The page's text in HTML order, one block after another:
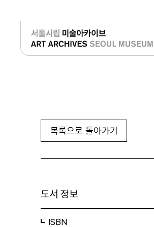
로그인
목록으로 돌아가기
도서 정보
ISBN